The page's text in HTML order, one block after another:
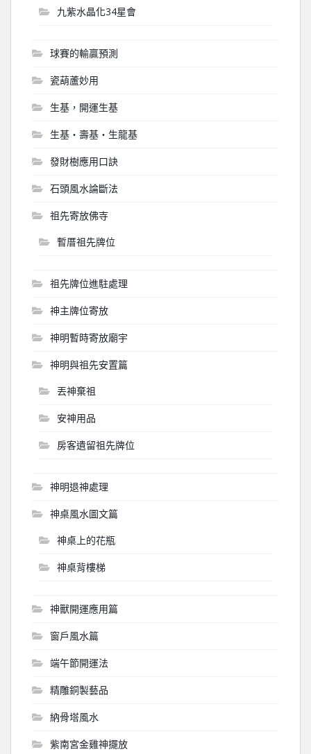
九紫水晶化34星會
球賽的輸贏預測
瓷葫蘆妙用
生基，開運生基
生基‧壽基‧生龍基
發財樹應用口訣
石頭風水論斷法
祖先寄放佛寺
暫厝祖先牌位
祖先牌位進駐處理
神主牌位寄放
神明暫時寄放廟宇
神明與祖先安置篇
丟神棄祖
安神用品
房客遺留祖先牌位
神明退神處理
神桌風水圖文篇
神桌上的花瓶
神桌背樓梯
神獸開運應用篇
窗戶風水篇
端午節開運法
精雕銅製藝品
納骨塔風水
紫南宮金雞神擺放